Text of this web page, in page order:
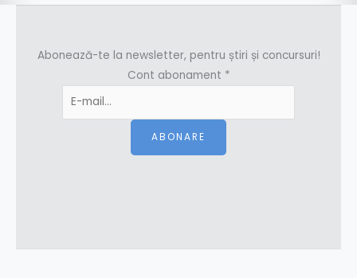
Abonează-te la newsletter, pentru știri și concursuri!
Cont abonament *
ABONARE